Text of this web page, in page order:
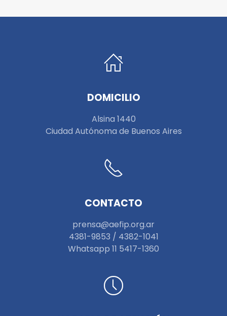
DOMICILIO
Alsina 1440
Ciudad Autónoma de Buenos Aires
CONTACTO
prensa@aefip.org.ar
4381-9853 / 4382-1041
Whatsapp 11 5417-1360